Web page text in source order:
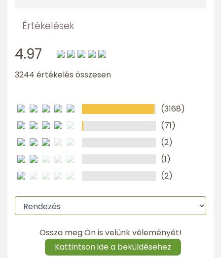
Értékelések
4.97
3244 értékelés összesen
(3168)
(71)
(2)
(1)
(2)
Ossza meg Ön is velünk véleményét!
Kattintson ide a beküldésehez